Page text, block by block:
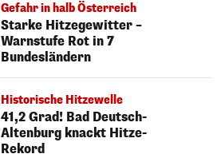
Gefahr in halb Österreich
Starke Hitzegewitter –
Warnstufe Rot in 7
Bundesländern
Historische Hitzewelle
41,2 Grad! Bad Deutsch-
Altenburg knackt Hitze-
Rekord